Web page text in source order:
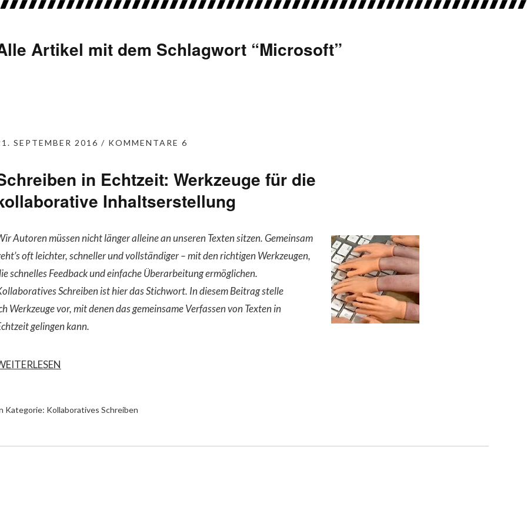
Artikel mit dem Schlagwort “Microsoft”
SEPTEMBER 2016 KOMMENTARE 6
in Echtzeit: Werkzeuge für die
Inhaltserstellung
Autoren müssen nicht länger alleine an unseren Texten sitzen. Gemeinsam
oft leichter, schneller und vollständiger – mit den richtigen Werkzeugen,
schnelles Feedback und einfache Überarbeitung ermöglichen.
Schreiben ist hier das Stichwort. In diesem Beitrag stelle
Werkzeuge vor, mit denen das gemeinsame Verfassen von Texten in
gelingen kann.
Kategorie: Kollaboratives Schreiben